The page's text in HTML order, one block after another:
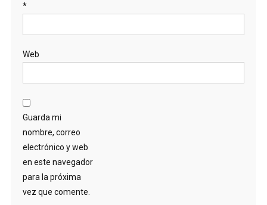
*
Web
Guarda mi
nombre, correo
electrónico y web
en este navegador
para la próxima
vez que comente.